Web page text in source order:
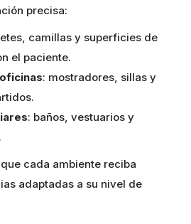
precisa:
camillas y superficies de
el paciente.
: mostradores, sillas y
: baños, vestuarios y
cada ambiente reciba
adaptadas a su nivel de